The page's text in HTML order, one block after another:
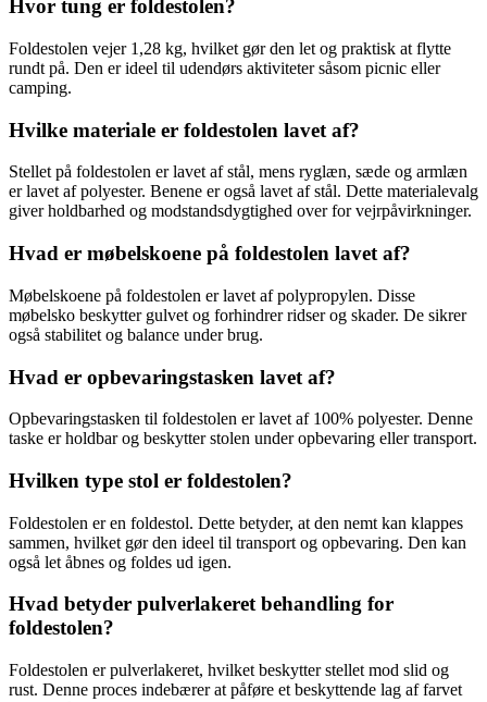
Hvor tung er foldestolen?
Foldestolen vejer 1,28 kg, hvilket gør den let og praktisk at flytte
rundt på. Den er ideel til udendørs aktiviteter såsom picnic eller
camping.
Hvilke materiale er foldestolen lavet af?
Stellet på foldestolen er lavet af stål, mens ryglæn, sæde og armlæn
er lavet af polyester. Benene er også lavet af stål. Dette materialevalg
giver holdbarhed og modstandsdygtighed over for vejrpåvirkninger.
Hvad er møbelskoene på foldestolen lavet af?
Møbelskoene på foldestolen er lavet af polypropylen. Disse
møbelsko beskytter gulvet og forhindrer ridser og skader. De sikrer
også stabilitet og balance under brug.
Hvad er opbevaringstasken lavet af?
Opbevaringstasken til foldestolen er lavet af 100% polyester. Denne
taske er holdbar og beskytter stolen under opbevaring eller transport.
Hvilken type stol er foldestolen?
Foldestolen er en foldestol. Dette betyder, at den nemt kan klappes
sammen, hvilket gør den ideel til transport og opbevaring. Den kan
også let åbnes og foldes ud igen.
Hvad betyder pulverlakeret behandling for
foldestolen?
Foldestolen er pulverlakeret, hvilket beskytter stellet mod slid og
rust. Denne proces indebærer at påføre et beskyttende lag af farvet